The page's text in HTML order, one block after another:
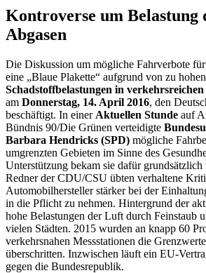
Kontroverse um Belastung
Abgasen
Die Diskussion um mögliche Fahrverbote
eine „Blaue Plakette“ aufgrund von zu hohen
Schadstoffbelastungen in
am Donnerstag, 14. April 2016, den
beschäftigt. In einer Aktuellen Stunde auf
Bündnis 90/Die Grünen verteidigte
Barbara Hendricks (SPD) mögliche
umgrenzten Gebieten im Sinne des
Unterstützung bekam sie dafür
Redner der CDU/CSU übten verhaltene
Automobilhersteller stärker bei der
in die Pflicht zu nehmen. Hintergrund der
hohe Belastungen der Luft durch Feinstaub
vielen Städten. 2015 wurden an knapp 60
verkehrsnahen Messstationen die
überschritten. Inzwischen läuft ein EU-
gegen die Bundesrepublik.